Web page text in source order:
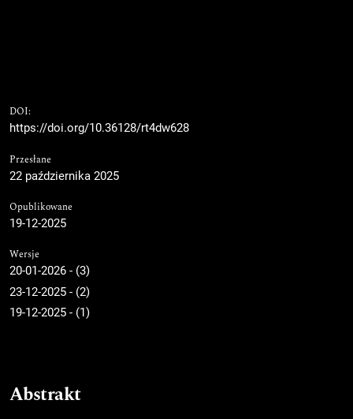
DOI:
https://doi.org/10.36128/rt4dw628
Przesłane
22 października 2025
Opublikowane
19-12-2025
Wersje
20-01-2026 - (3)
23-12-2025 - (2)
19-12-2025 - (1)
Abstrakt